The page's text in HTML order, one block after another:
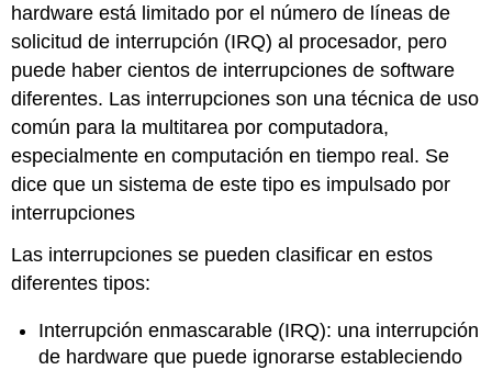
hardware está limitado por el número de líneas de
solicitud de interrupción (IRQ) al procesador, pero
puede haber cientos de interrupciones de software
diferentes. Las interrupciones son una técnica de uso
común para la multitarea por computadora,
especialmente en computación en tiempo real. Se
dice que un sistema de este tipo es impulsado por
interrupciones
Las interrupciones se pueden clasificar en estos
diferentes tipos:
Interrupción enmascarable (IRQ): una interrupción
de hardware que puede ignorarse estableciendo